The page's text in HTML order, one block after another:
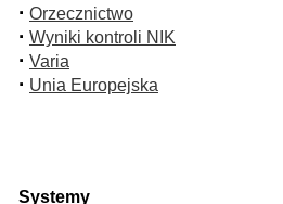
· Orzecznictwo
· Wyniki kontroli NIK
· Varia
· Unia Europejska
Systemy